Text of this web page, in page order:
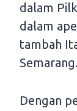
dalam
dalam
tambah
Semarang.
Dengan